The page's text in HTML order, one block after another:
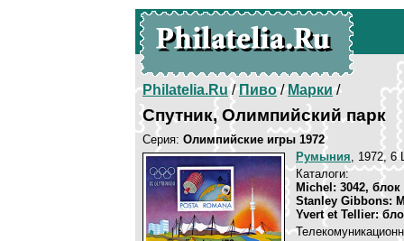
Philatelia.Ru/Пиво/Марки/
Спутник, Олимпийский парк
Серия: Олимпийские игры 1972
Румыния, 1972, 6
Каталоги:
Michel: 3042, блок
Stanley Gibbons:
Yvert et Tellier: